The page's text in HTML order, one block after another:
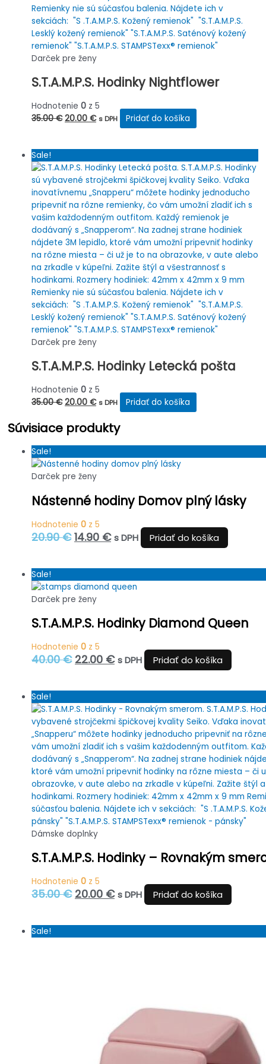
Darček pre ženy
S.T.A.M.P.S. Hodinky Nightflower
Hodnotenie 0 z 5
35.00€ Pôvodná
20.00 €Aktuálna
s DPH Pridať do košíka
Sale!
Darček pre ženy
S.T.A.M.P.S. Hodinky Letecká pošta
Hodnotenie 0 z 5
35.00€ Pôvodná
bola:
35.00 €.
20.00 €Aktuálna
je:
20.00 €.
s DPH Pridať do košíka
Súvisiace produkty
Sale!
Darček pre ženy
Nástenné hodiny Domov plný lásky
Hodnotenie 0 z 5
20.90€ Pôvodná
14.90 €Aktuálna
s DPH Pridať do košíka
Sale!
Darček pre ženy
S.T.A.M.P.S. Hodinky Diamond Queen
Hodnotenie 0 z 5
40.00€ Pôvodná
22.00 €Aktuálna
s DPH Pridať do košíka
Sale!
Dámske doplnky
S.T.A.M.P.S. Hodinky – Rovnakým
Hodnotenie 0 z 5
35.00€ Pôvodná
20.00 €Aktuálna
s DPH Pridať do košíka
Sale!